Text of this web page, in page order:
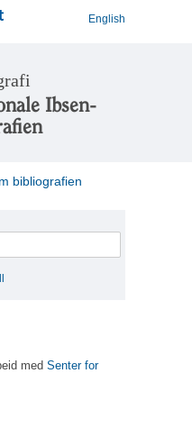
English
Ibsen-
bibliografien
med Senter for